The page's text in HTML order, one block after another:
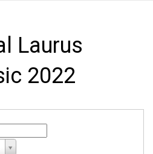
Laurus
2022